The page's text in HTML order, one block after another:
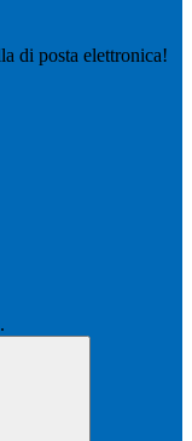
di posta elettronica!